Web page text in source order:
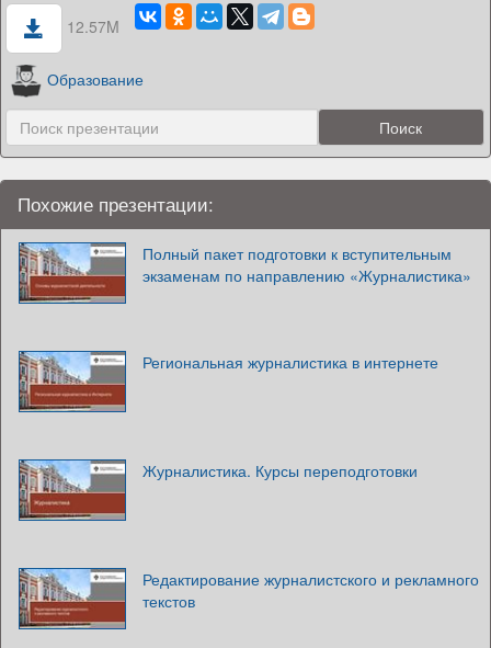
12.57M
Образование
Похожие презентации:
Полный пакет подготовки к вступительным
экзаменам по направлению «Журналистика»
Региональная журналистика в интернете
Журналистика. Курсы переподготовки
Редактирование журналистского и рекламного
текстов